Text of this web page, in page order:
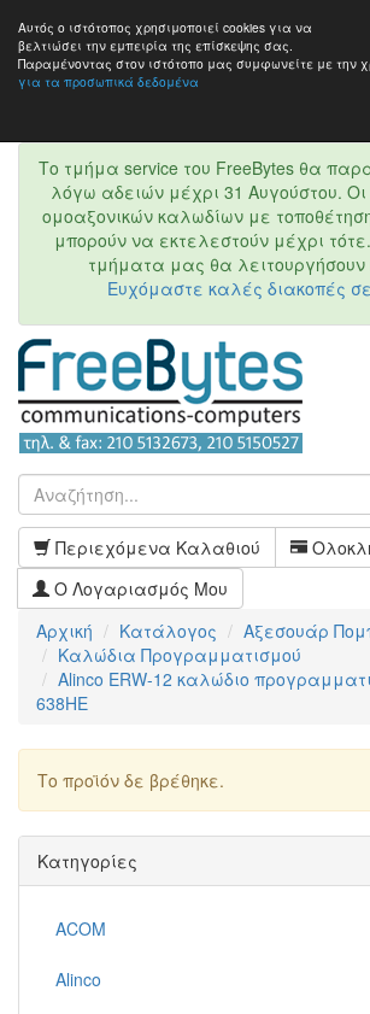
Αυτός ο ιστότοπος χρησιμοποιεί cookies για να
βελτιώσει την εμπειρία της επίσκεψης σας.
Παραμένοντας στον ιστότοπo μας συμφωνείτε με την
για τα προσωπικά δεδομένα
Το τμήμα service του FreeBytes θα
λόγω αδειών μέχρι 31 Αυγούστου.
ομοαξονικών καλωδίων με
μπορούν να εκτελεστούν μέχρι
τμήματα μας θα λειτουργήσουν
Ευχόμαστε καλές διακοπές
Περιεχόμενα Καλαθιού
Ο Λογαριασμός Μου
Αρχική
Κατάλογος
Αξεσουάρ
Καλώδια Προγραμματισμού
Alinco ERW-12 καλώδιο
638HE
Το προϊόν δε βρέθηκε.
Κατηγορίες
ACOM
Alinco